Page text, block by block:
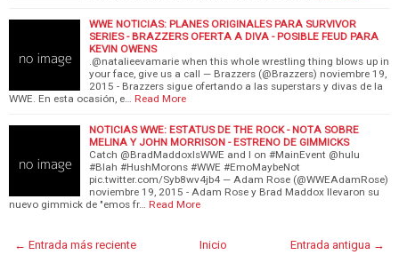
WWE NOTICIAS: PLANES ORIGINALES PARA SURVIVOR
SERIES - BRAZZERS OFERTA A DIVA - POSIBLE FEUD PARA
KEVIN OWENS
.@natalieevamarie when this whole wrestling thing blows up in
your face, give us a call — Brazzers (@Brazzers) noviembre 19,
2015 - Brazzers sigue ofertando a las superstars y divas de la
WWE. En esta ocasión, e…
Read More
NOTICIAS WWE: ESTATUS DE THE ROCK - NOTA SOBRE
MELINA Y JOHN MORRISON - ESTRENO DE GIMMICKS
Catch @BradMaddoxIsWWE and I on #MainEvent @hulu
#Blah #HushMorons #WWE #EmoMaybeNot
pic.twitter.com/Syb8wv4jb4 — Adam Rose (@WWEAdamRose)
noviembre 19, 2015 - Adam Rose y Brad Maddox llevaron su
nuevo gimmick de "emos fr…
Read More
← Entrada más reciente Entrada antigua →
Inicio